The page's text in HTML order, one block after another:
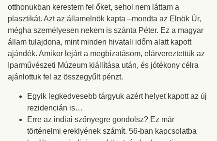
otthonukban kerestem fel őket, sehol nem láttam a
plasztikát. Azt az államelnök kapta –mondta az Elnök Úr,
mégha személyesen nekem is szánta Péter. Ez a magyar
állam tulajdona, mint minden hivatali időm alatt kapott
ajándék. Amikor lejárt a megbízatásom, elárvereztettük az
Iparművészeti Múzeum kiállítása után, és jótékony célra
ajánlottuk fel az összegyűlt pénzt.
Egyik legkedvesebb tárgyuk azért helyet kapott az új
rezidencián is…
Erre az indiai szőnyegre gondolsz? Ez már
történelmi ereklyének számít. 56-ban kapcsolatba